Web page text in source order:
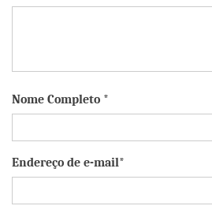
Nome Completo *
Endereço de e-mail*